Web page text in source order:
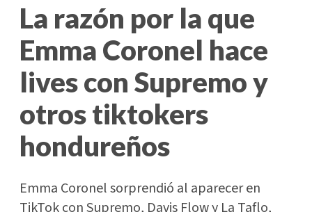
La razón por la que
Emma Coronel hace
lives con Supremo y
otros tiktokers
hondureños
Emma Coronel sorprendió al aparecer en
TikTok con Supremo, Davis Flow y La Taflo,